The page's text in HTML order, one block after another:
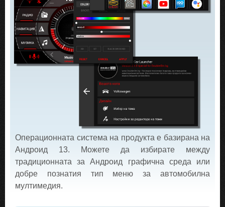
Операционната система на продукта е базирана на
Андроид 13. Можете да избирате между
традиционната за Андроид графична среда или
добре познатия тип меню за автомобилна
мултимедия.